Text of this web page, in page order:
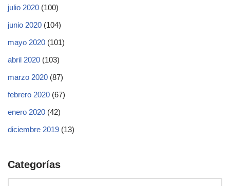
julio 2020 (100)
junio 2020 (104)
mayo 2020 (101)
abril 2020 (103)
marzo 2020 (87)
febrero 2020 (67)
enero 2020 (42)
diciembre 2019 (13)
Categorías